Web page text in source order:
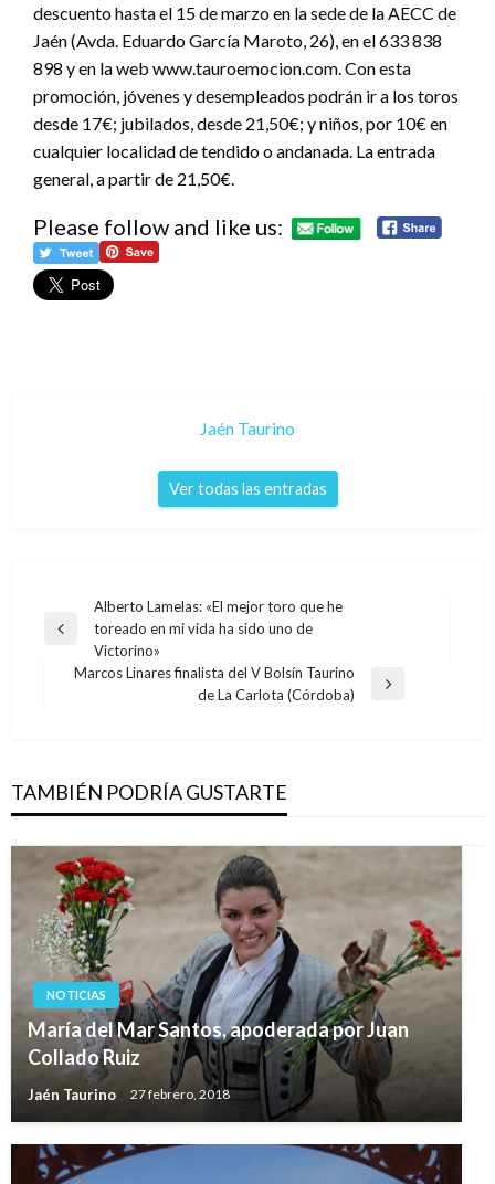
descuento hasta el 15 de marzo en la sede de la AECC de
Jaén (Avda. Eduardo García Maroto, 26), en el 633 838
898 y en la web www.tauroemocion.com. Con esta
promoción, jóvenes y desempleados podrán ir a los toros
desde 17€; jubilados, desde 21,50€; y niños, por 10€ en
cualquier localidad de tendido o andanada. La entrada
general, a partir de 21,50€.
Please follow and like us:
Jaén Taurino
Ver todas las entradas
Navegación
de
entradas
Entrada
Alberto Lamelas: «El mejor toro que he
toreado en mi vida ha sido uno de
Victorino»
Marcos Linares finalista del V Bolsín Taurino
de La Carlota (Córdoba)
TAMBIÉN PODRÍA GUSTARTE
NOTICIAS
María del Mar Santos, apoderada por Juan
Collado Ruiz
Jaén Taurino 27 febrero, 2018